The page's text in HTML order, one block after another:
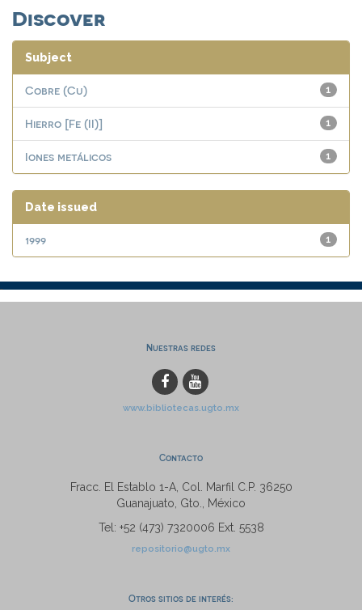
Discover
Subject
1
Cobre (Cu)
1
Hierro [Fe (II)]
1
Iones metálicos
Date issued
1
1999
Nuestras redes
www.bibliotecas.ugto.mx
Contacto
Fracc. El Establo 1-A, Col. Marfil C.P. 36250
Guanajuato, Gto., México
Tel: +52 (473) 7320006 Ext. 5538
repositorio@ugto.mx
Otros sitios de interés: